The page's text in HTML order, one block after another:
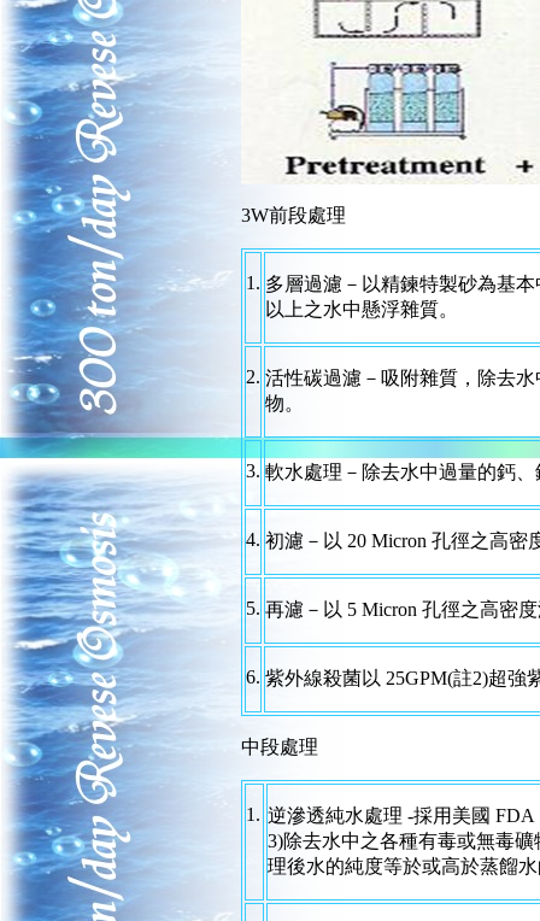
3W前段處理
1. 多層過濾－以精鍊特製砂為基
以上之水中懸浮雜質。
2. 活性碳過濾－吸附雜質，除去
物。
3. 軟水處理－除去水中過量的鈣
4. 初濾－以 20 Micron 孔徑之高密
5. 再濾－以 5 Micron 孔徑之高密
6. 紫外線殺菌以 25GPM(註2)超強
中段處理
1. 逆滲透純水處理 -採用美國 FDA
3)除去水中之各種有毒或無毒
理後水的純度等於或高於蒸餾